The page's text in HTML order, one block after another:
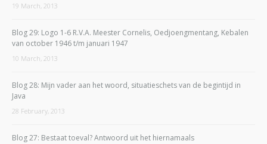
19 March, 2013
Blog 29: Logo 1-6 R.V.A. Meester Cornelis, Oedjoengmentang, Kebalen
van october 1946 t/m januari 1947
10 March, 2013
Blog 28: Mijn vader aan het woord, situatieschets van de begintijd in
Java
28 February, 2013
Blog 27: Bestaat toeval? Antwoord uit het hiernamaals